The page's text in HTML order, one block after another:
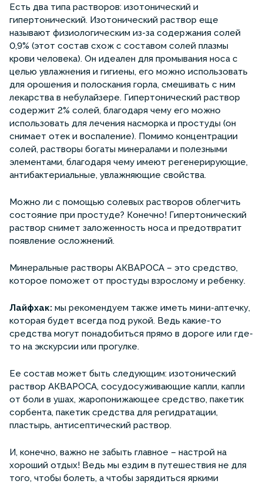
Есть два типа растворов: изотонический и
гипертонический. Изотонический раствор еще
называют физиологическим из-за содержания солей
0,9% (этот состав схож с составом солей плазмы
крови человека). Он идеален для промывания носа с
целью увлажнения и гигиены, его можно использовать
для орошения и полоскания горла, смешивать с ним
лекарства в небулайзере. Гипертонический раствор
содержит 2% солей, благодаря чему его можно
использовать для лечения насморка и простуды (он
снимает отек и воспаление). Помимо концентрации
солей, растворы богаты минералами и полезными
элементами, благодаря чему имеют регенерирующие,
антибактериальные, увлажняющие свойства.
Можно ли с помощью солевых растворов облегчить
состояние при простуде? Конечно! Гипертонический
раствор снимет заложенность носа и предотвратит
появление осложнений.
Минеральные растворы АКВАРОСА – это средство,
которое поможет от простуды взрослому и ребенку.
Лайфхак: мы рекомендуем также иметь мини-аптечку,
которая будет всегда под рукой. Ведь какие-то
средства могут понадобиться прямо в дороге или где-
то на экскурсии или прогулке.
Ее состав может быть следующим: изотонический
раствор АКВАРОСА, сосудосуживающие капли, капли
от боли в ушах, жаропонижающее средство, пакетик
сорбента, пакетик средства для регидратации,
пластырь, антисептический раствор.
И, конечно, важно не забыть главное – настрой на
хороший отдых! Ведь мы ездим в путешествия не для
того, чтобы болеть, а чтобы зарядиться яркими